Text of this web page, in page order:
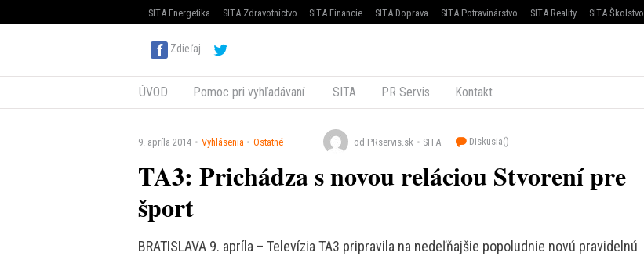
SITA Energetika SITA Zdravotníctvo SITA Financie SITA Doprava SITA Potravinárstvo SITA Reality SITA Školstvo
Zdieľaj
ÚVOD Pomoc pri vyhľadávaní SITA PR Servis Kontakt
9. apríla 2014 Vyhlásenia Ostatné od PRservis.sk SITA Diskusia()
TA3: Prichádza s novou reláciou Stvorení pre
šport
BRATISLAVA 9. apríla – Televízia TA3 pripravila na nedeľňajšie popoludnie novú pravidelnú